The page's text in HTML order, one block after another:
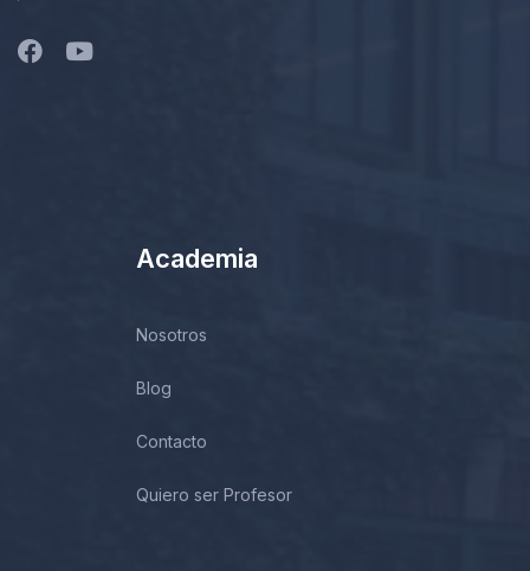
Academia
Nosotros
Blog
Contacto
Quiero ser Profesor